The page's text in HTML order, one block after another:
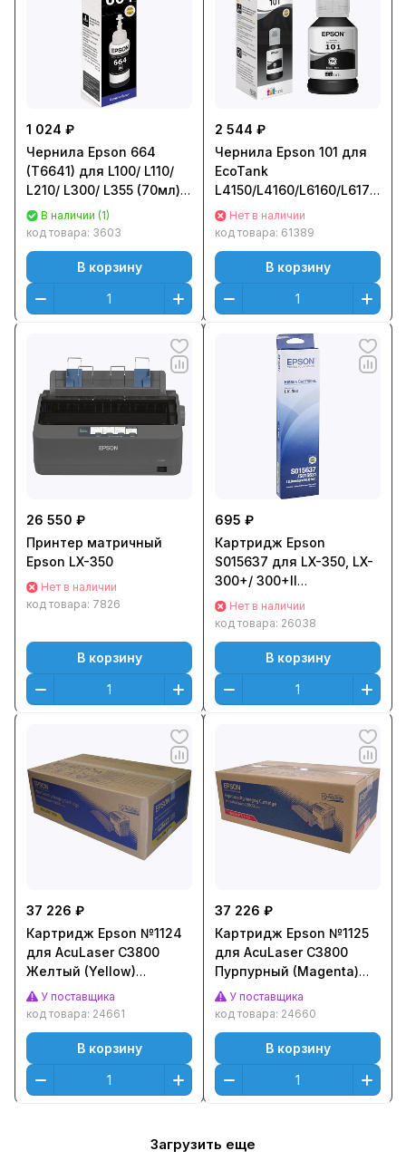
1 024 ₽
Чернила Epson 664
(T6641) для L100/ L110/
L210/ L300/ L355 (70мл)
Черный (Black)
Оригинальный
В наличии (1)
код товара: 3603
В корзину
2 544 ₽
Чернила Epson 101 для
EcoTank
L4150/L4160/L6160/L6170/
(127мл) оригинал
C13T03V14A
Нет в наличии
код товара: 61389
В корзину
26 550 ₽
Принтер матричный
Epson LX-350
Нет в наличии
код товара: 7826
В корзину
695 ₽
Картридж Epson
S015637 для LX-350, LX-
300+/ 300+II
Оригинальный
Нет в наличии
код товара: 26038
В корзину
37 226 ₽
Картридж Epson №1124
для AcuLaser C3800
Желтый (Yellow)
Оригинальный
У поставщика
код товара: 24661
В корзину
37 226 ₽
Картридж Epson №1125
для AcuLaser C3800
Пурпурный (Magenta)
Оригинальный
У поставщика
код товара: 24660
В корзину
Загрузить еще